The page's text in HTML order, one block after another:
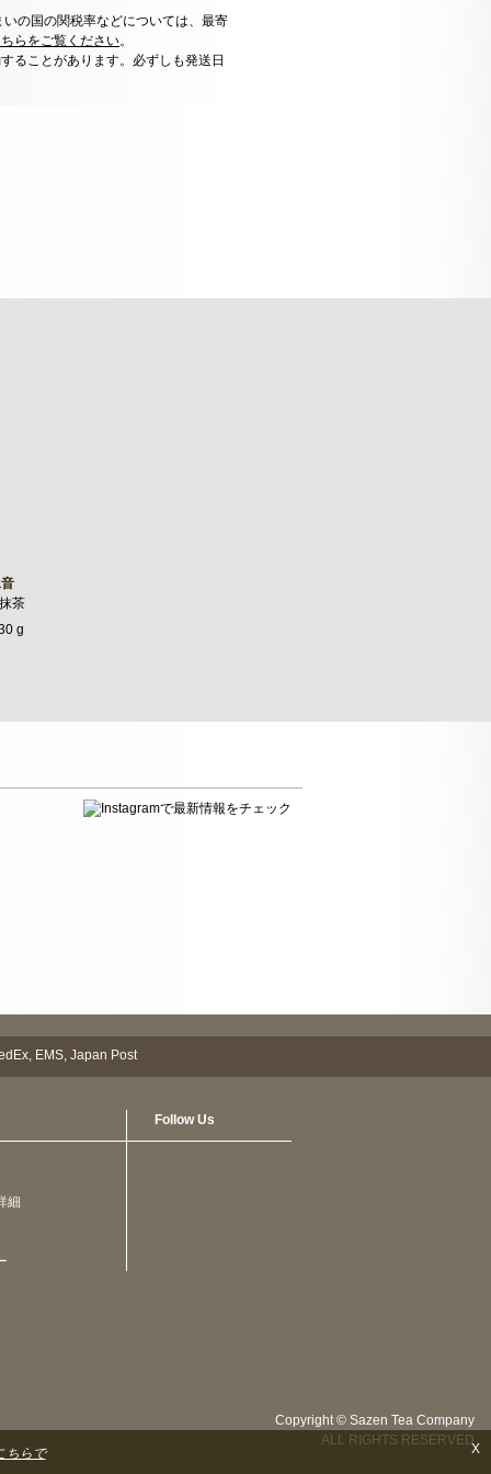
の国の関税率などについては、最寄
らをご覧ください。
ることがあります。必ずしも発送日
茶
g
細
Follow Us
Copyright © Sazen Tea Company
ALL RIGHTS RESERVED
X
ちらで